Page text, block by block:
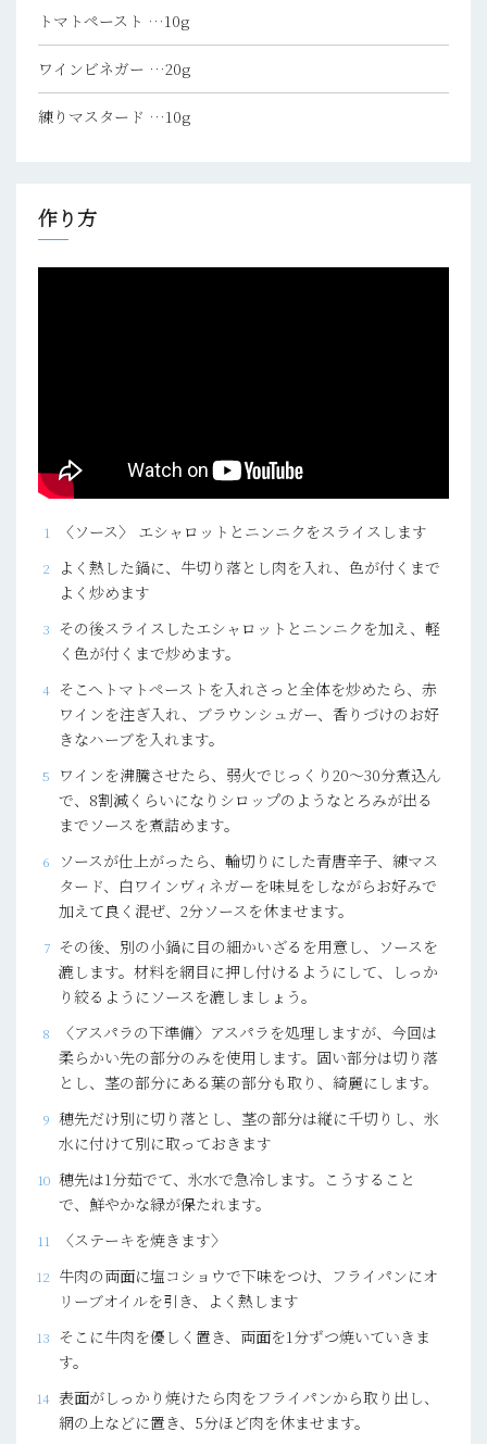
トマトペースト …10g
ワインビネガー …20g
練りマスタード …10g
作り方
〈ソース〉 エシャロットとニンニクをスライスします
よく熱した鍋に、牛切り落とし肉を入れ、色が付くまで
よく炒めます
その後スライスしたエシャロットとニンニクを加え、軽
く色が付くまで炒めます。
そこへトマトペーストを入れさっと全体を炒めたら、赤
ワインを注ぎ入れ、ブラウンシュガー、香りづけのお好
きなハーブを入れます。
ワインを沸騰させたら、弱火でじっくり20～30分煮込ん
で、8割減くらいになりシロップのようなとろみが出る
までソースを煮詰めます。
ソースが仕上がったら、輪切りにした青唐辛子、練マス
タード、白ワインヴィネガーを味見をしながらお好みで
加えて良く混ぜ、2分ソースを休ませます。
その後、別の小鍋に目の細かいざるを用意し、ソースを
漉します。材料を網目に押し付けるようにして、しっか
り絞るようにソースを漉しましょう。
〈アスパラの下準備〉アスパラを処理しますが、今回は
柔らかい先の部分のみを使用します。固い部分は切り落
とし、茎の部分にある葉の部分も取り、綺麗にします。
穂先だけ別に切り落とし、茎の部分は縦に千切りし、氷
水に付けて別に取っておきます
穂先は1分茹でて、氷水で急冷します。こうすること
で、鮮やかな緑が保たれます。
〈ステーキを焼きます〉
牛肉の両面に塩コショウで下味をつけ、フライパンにオ
リーブオイルを引き、よく熱します
そこに牛肉を優しく置き、両面を1分ずつ焼いていきま
す。
表面がしっかり焼けたら肉をフライパンから取り出し、
網の上などに置き、5分ほど肉を休ませます。